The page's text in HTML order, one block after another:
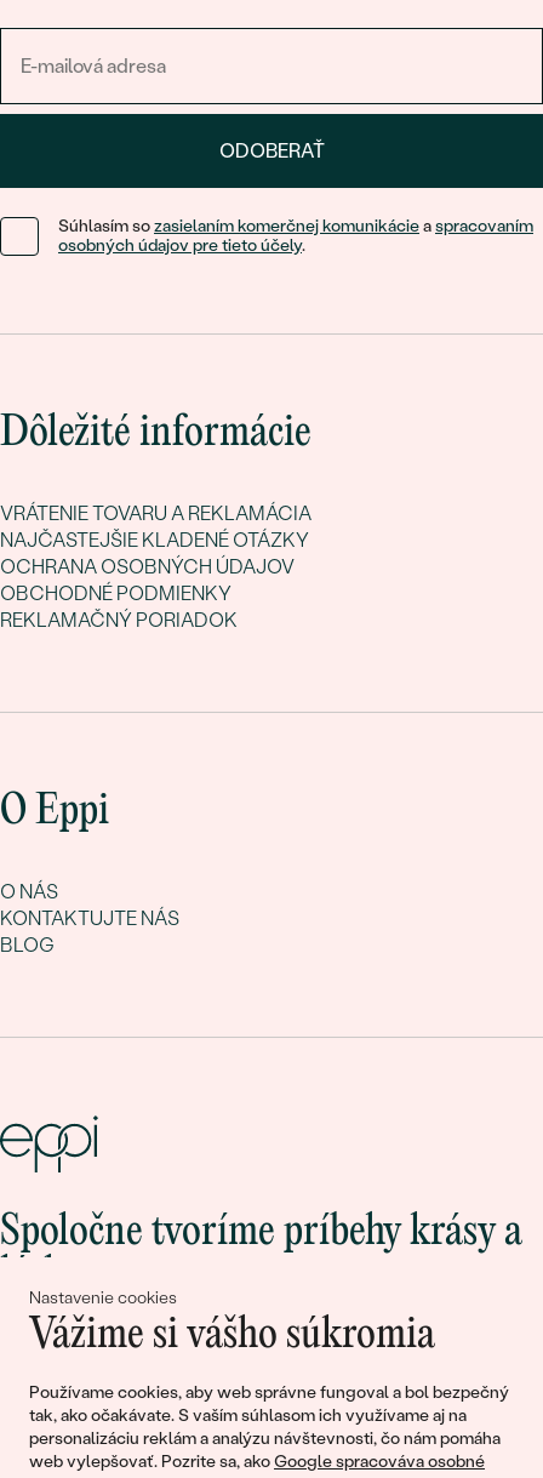
Nastavenie cookies
Vážime si vášho súkromia
Používame cookies, aby web správne fungoval a bol bezpečný
tak, ako očakávate. S vaším súhlasom ich využívame aj na
personalizáciu reklám a analýzu návštevnosti, čo nám pomáha
web vylepšovať. Pozrite sa, akoGoogle spracováva osobné
ODOBERAŤ
Súhlasím sozasielaním komerčnej komunikácieaspracovaním
osobných údajov pre tieto účely.
Dôležité informácie
VRÁTENIE TOVARU A REKLAMÁCIA
NAJČASTEJŠIE KLADENÉ OTÁZKY
OCHRANA OSOBNÝCH ÚDAJOV
OBCHODNÉ PODMIENKY
REKLAMAČNÝ PORIADOK
O Eppi
O NÁS
KONTAKTUJTE NÁS
BLOG
Spoločne tvoríme príbehy krásy a
Pripojte sa k nám!